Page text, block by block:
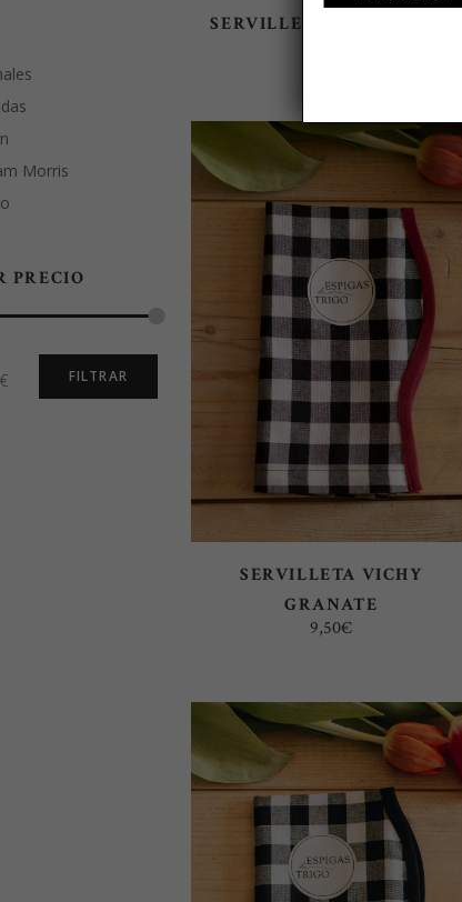
SERVILLETA LINO CORAL
SELECT OPTIONS
SERVILLETA VICHY
GRANATE
9,50€
Morris
PRECIO
FILTRAR